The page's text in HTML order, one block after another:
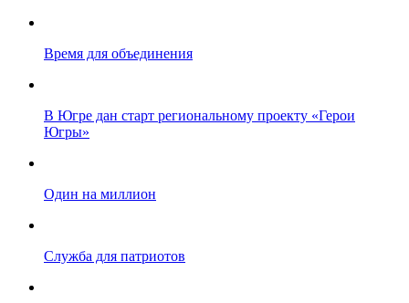
Время для объединения
В Югре дан старт региональному проекту «Герои
Югры»
Один на миллион
Служба для патриотов